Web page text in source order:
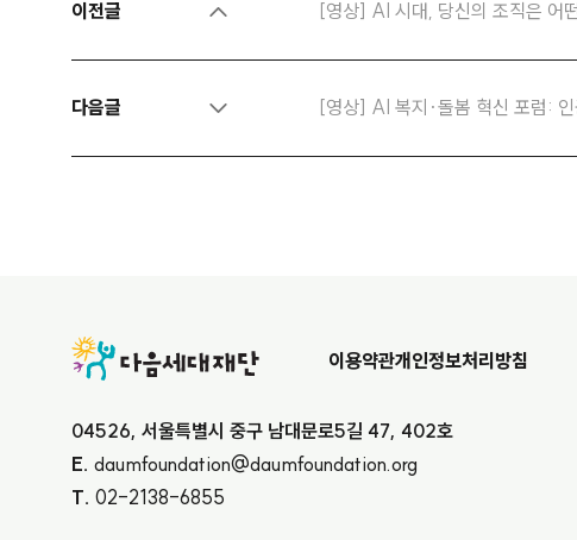
이전글 [영상] AI 시대, 당신의 조직은 어
다음글 [영상] AI 복지·돌봄 혁신 포럼:
이용약관개인정보처리방침
Elevate
04526, 서울특별시 중구 남대문로5길 47, 402호
E. daumfoundation@daumfoundation.org
T. 02-2138-6855